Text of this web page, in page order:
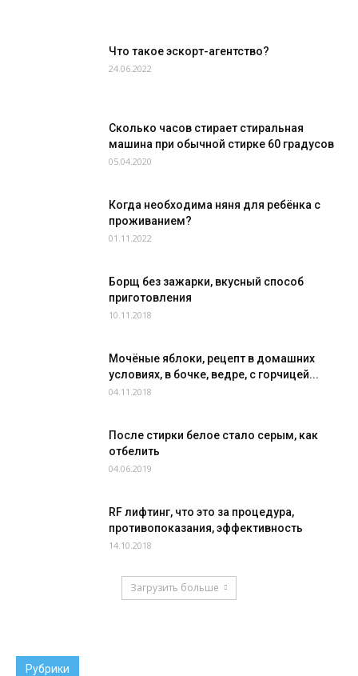
Что такое эскорт-агентство?
24.06.2022
Сколько часов стирает стиральная
машина при обычной стирке 60 градусов
05.04.2020
Когда необходима няня для ребёнка с
проживанием?
01.11.2022
Борщ без зажарки, вкусный способ
приготовления
10.11.2018
Мочёные яблоки, рецепт в домашних
условиях, в бочке, ведре, с горчицей...
04.11.2018
После стирки белое стало серым, как
отбелить
04.06.2019
RF лифтинг, что это за процедура,
противопоказания, эффективность
14.10.2018
Загрузить больше
Рубрики